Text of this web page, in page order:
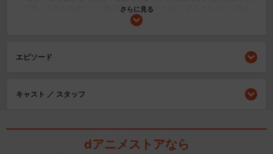
った第一皇子の急逝により激化する帝位争いの中、アルノルトは「死ぬ
のは嫌だし、弟を皇帝にするか」と本気を出すことを決意する。表舞台
ら支配していく。「小説家になろう」累計5億7千万PV、シリーズ累計18
0万部突破！無能を演じる最強皇子の暗躍ファンタジー、ここに開幕！
アクション/バトル
さらに見る
エピソード
キャスト ／ スタッフ
dアニメストアなら